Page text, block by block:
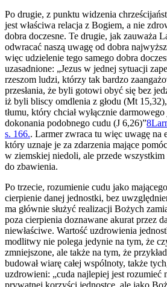
Po drugie, z punktu widzenia
jest właściwa relacja z Bogiem, a nie
dobra doczesne. Te drugie, jak zauważa
odwracać naszą uwagę od dobra
więc udzielenie tego samego dobra
uzasadnione: „Jezus w jednej sytuacji
rzeszom ludzi, którzy tak bardzo
przesłania, że byli gotowi obyć się bez
iż byli bliscy omdlenia z głodu (Mt
tłumu, który chciał wyłącznie
dokonania podobnego cudu (J 6,26)”8
s. 166.. Larmer zwraca tu więc uwagę na
który uznaje je za zdarzenia mające
w ziemskiej niedoli, ale przede wszystkim
do zbawienia.
Po trzecie, rozumienie cudu jako
cierpienie danej jednostki, bez
ma głównie służyć realizacji Bożych
poza cierpienia doznawane akurat przez
niewłaściwe. Wartość uzdrowienia
modlitwy nie polega jedynie na tym, że
zmniejszone, ale także na tym, że
budował wiarę całej wspólnoty, także
uzdrowieni: „cuda najlepiej jest rozumieć